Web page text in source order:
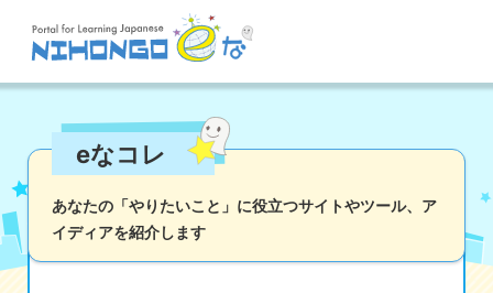
読む 書く 聞く
かな
eなコレ
あなたの「やりたいこと」に役立つサイトやツール、 ア
イディアを紹介します